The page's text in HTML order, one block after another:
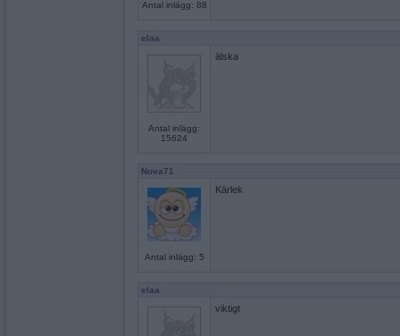
Antal inlägg: 88
elaa
Antal inlägg:
15624
älska
Nova71
Antal inlägg: 5
Kärlek
elaa
viktigt